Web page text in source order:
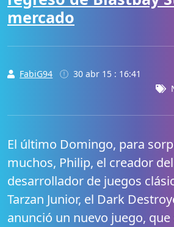
mercado
FabiG94
30 abr 15 : 16:41
El último Domingo, para
muchos, Philip, el creador del
desarrollador de juegos
Tarzan Junior, el Dark
anunció un nuevo juego,